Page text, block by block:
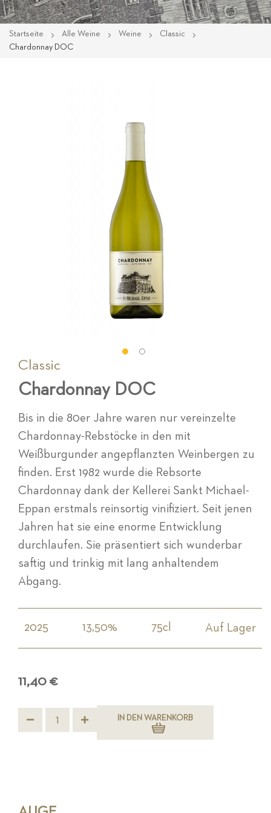
Startseite Alle Weine Weine
Classic
Chardonnay DOC
Classic
Chardonnay DOC
Bis in die 80er Jahre waren nur vereinzelte
Chardonnay-Rebstöcke in den mit
Weißburgunder angepflanzten Weinbergen zu
finden. Erst 1982 wurde die Rebsorte
Chardonnay dank der Kellerei Sankt Michael-
Eppan erstmals reinsortig vinifiziert. Seit jenen
Jahren hat sie eine enorme Entwicklung
durchlaufen. Sie präsentiert sich wunderbar
saftig und trinkig mit lang anhaltendem
Abgang.
2025 13,50% 75cl Auf Lager
11,40 €
IN DEN WARENKORB
Zum
der
springen